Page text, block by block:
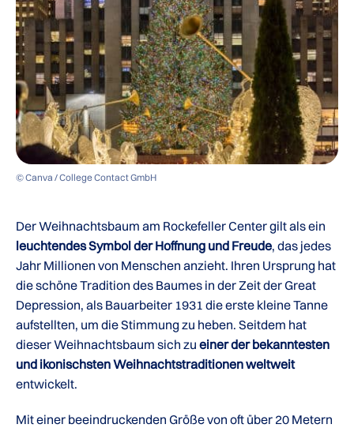
© Canva / College Contact GmbH
Der Weihnachtsbaum am Rockefeller Center gilt als ein
leuchtendes Symbol der Hoffnung und Freude, das jedes
Jahr Millionen von Menschen anzieht. Ihren Ursprung hat
die schöne Tradition des Baumes in der Zeit der Great
Depression, als Bauarbeiter 1931 die erste kleine Tanne
aufstellten, um die Stimmung zu heben. Seitdem hat
dieser Weihnachtsbaum sich zu einer der bekanntesten
und ikonischsten Weihnachtstraditionen weltweit
entwickelt.
Mit einer beeindruckenden Größe von oft über 20 Metern